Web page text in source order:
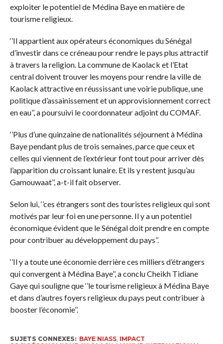
exploiter le potentiel de Médina Baye en matière de
tourisme religieux.
‘’Il appartient aux opérateurs économiques du Sénégal
d’investir dans ce créneau pour rendre le pays plus attractif
à travers la religion. La commune de Kaolack et l’Etat
central doivent trouver les moyens pour rendre la ville de
Kaolack attractive en réussissant une voirie publique, une
politique d’assainissement et un approvisionnement correct
en eau’’, a poursuivi le coordonnateur adjoint du COMAF.
‘’Plus d’une quinzaine de nationalités séjournent à Médina
Baye pendant plus de trois semaines, parce que ceux et
celles qui viennent de l’extérieur font tout pour arriver dès
l’apparition du croissant lunaire. Et ils y restent jusqu’au
Gamouwaat’’, a-t-il fait observer.
Selon lui, ‘’ces étrangers sont des touristes religieux qui sont
motivés par leur foi en une personne. Il y a un potentiel
économique évident que le Sénégal doit prendre en compte
pour contribuer au développement du pays’’.
‘’Il y a toute une économie derrière ces milliers d’étrangers
qui convergent à Médina Baye’’, a conclu Cheikh Tidiane
Gaye qui souligne que ‘’le tourisme religieux à Médina Baye
et dans d’autres foyers religieux du pays peut contribuer à
booster l’économie’’.
SUJETS CONNEXES: BAYE NIASS, IMPACT